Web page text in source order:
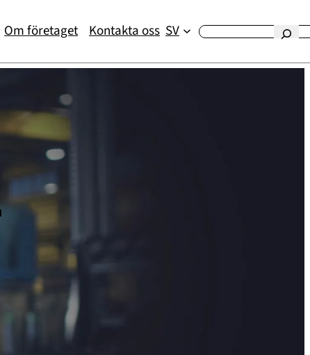
Om företaget Kontakta oss SV Etsi